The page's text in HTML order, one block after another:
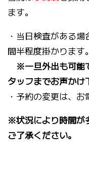
ます。
・当日検査がある
間半程度掛かります。
※一旦外出も可能
タッフまでお声かけ
・予約の変更は、お
※状況により時間が
ご了承ください。